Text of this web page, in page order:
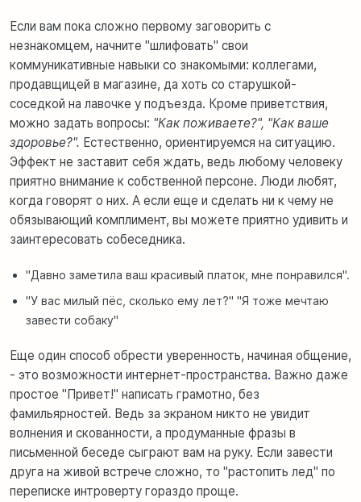
Если вам пока сложно первому заговорить с
незнакомцем, начните "шлифовать" свои
коммуникативные навыки со знакомыми: коллегами,
продавщицей в магазине, да хоть со старушкой-
соседкой на лавочке у подъезда. Кроме приветствия,
можно задать вопросы: "Как поживаете?", "Как ваше
здоровье?". Естественно, ориентируемся на ситуацию.
Эффект не заставит себя ждать, ведь любому человеку
приятно внимание к собственной персоне. Люди любят,
когда говорят о них. А если еще и сделать ни к чему не
обязывающий комплимент, вы можете приятно удивить и
заинтересовать собеседника.
"Давно заметила ваш красивый платок, мне понравился".
"У вас милый пёс, сколько ему лет?" "Я тоже мечтаю
завести собаку"
Еще один способ обрести уверенность, начиная общение,
- это возможности интернет-пространства. Важно даже
простое "Привет!" написать грамотно, без
фамильярностей. Ведь за экраном никто не увидит
волнения и скованности, а продуманные фразы в
письменной беседе сыграют вам на руку. Если завести
друга на живой встрече сложно, то "растопить лед" по
переписке интроверту гораздо проще.